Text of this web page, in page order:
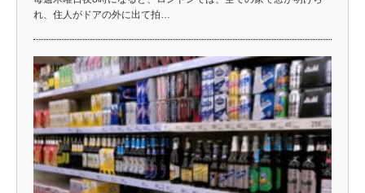
れ、住人がドアの外に出て拍…